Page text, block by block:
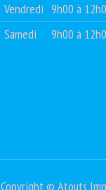
Vendredi 9h00 à
Samedi
9h00 à
Copyright © Atouts